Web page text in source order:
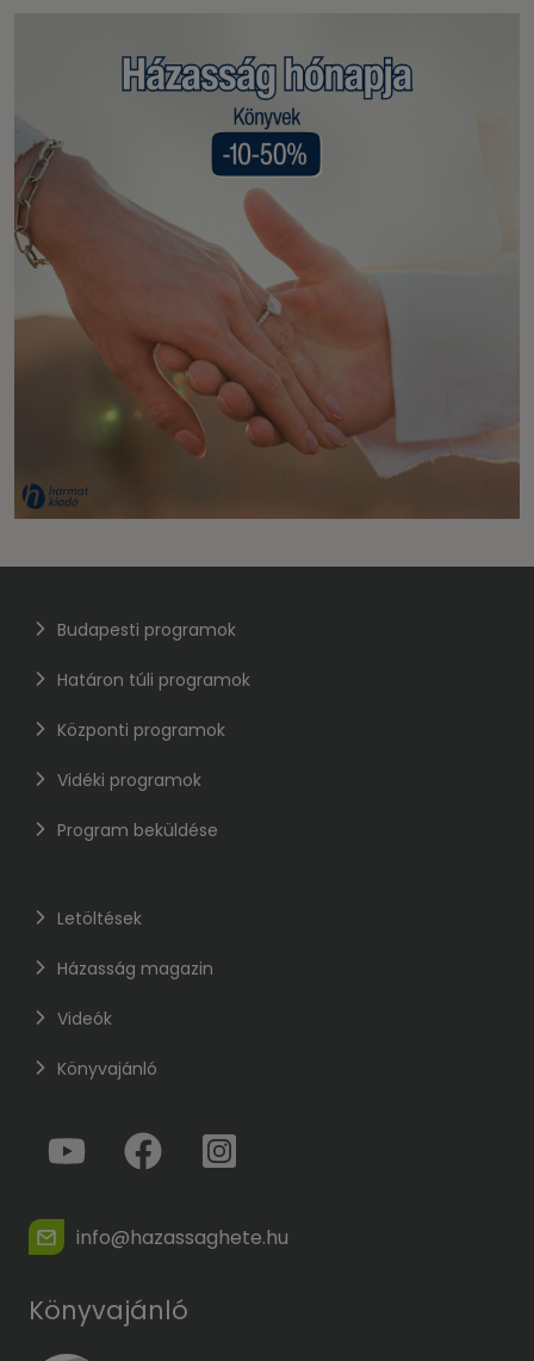
Budapesti programok
Határon túli programok
Központi programok
Vidéki programok
Program beküldése
Letöltések
Házasság magazin
Videók
Könyvajánló
info@hazassaghete.hu
Könyvajánló